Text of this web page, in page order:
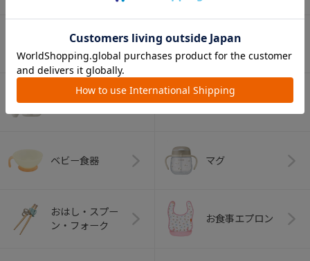
室内グッズ
ベビーふとん・ベ
ビーベッド
デイリーケア
離乳食グッズ
ベビー食器 マグ
おはし・スプー
ン・フォーク
お食事エプロン